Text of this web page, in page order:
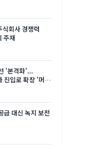
회사 경쟁력
주재
'본격화'...
진입로 확장 '머리
급 대신 녹지 보전